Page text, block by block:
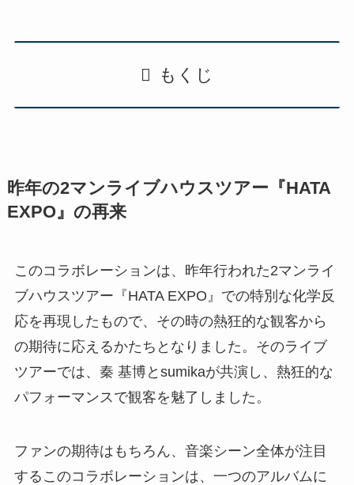
もくじ
昨年の2マンライブハウスツアー『HATA
EXPO』の再来
このコラボレーションは、昨年行われた2マンライ
ブハウスツアー『HATA EXPO』での特別な化学反
応を再現したもので、その時の熱狂的な観客から
の期待に応えるかたちとなりました。そのライブ
ツアーでは、秦 基博とsumikaが共演し、熱狂的な
パフォーマンスで観客を魅了しました。
ファンの期待はもちろん、音楽シーン全体が注目
するこのコラボレーションは、一つのアルバムに